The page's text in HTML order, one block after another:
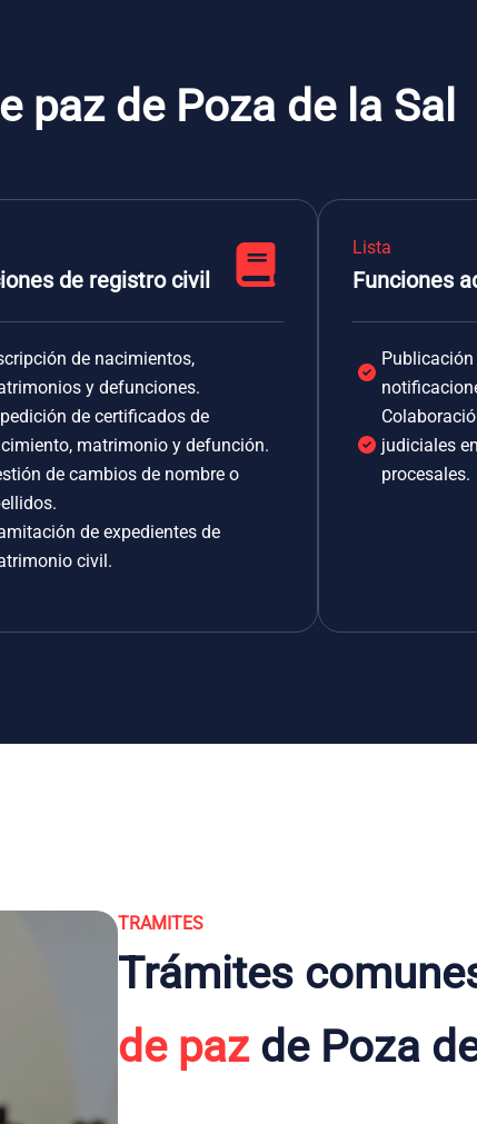
paz de Poza de la Sal
de registro civil
de nacimientos,
y defunciones.
de certificados de
matrimonio y defunción.
de cambios de nombre o
de expedientes de
civil.
Lista
Funciones
judiciales
procesales.
TRAMITES
Trámites
de pazde Poza